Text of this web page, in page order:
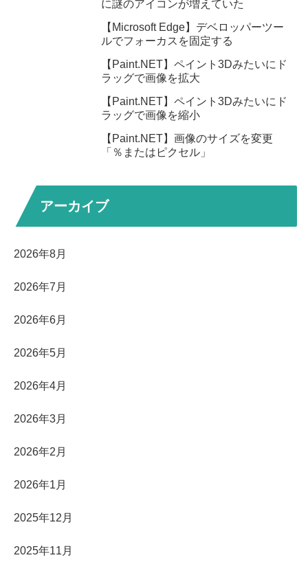
に謎のアイコンが増えていた
【Microsoft Edge】デベロッパーツー
ルでフォーカスを固定する
【Paint.NET】ペイント3Dみたいにド
ラッグで画像を拡大
【Paint.NET】ペイント3Dみたいにド
ラッグで画像を縮小
【Paint.NET】画像のサイズを変更
「％またはピクセル」
アーカイブ
2026年8月
2026年7月
2026年6月
2026年5月
2026年4月
2026年3月
2026年2月
2026年1月
2025年12月
2025年11月